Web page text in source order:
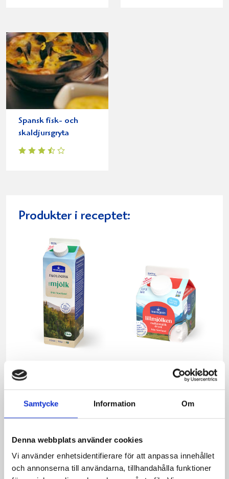
Samtycke Information Om
Denna webbplats använder cookies
Vi använder enhetsidentifierare för att anpassa innehållet
och annonserna till användarna, tillhandahålla funktioner
Spansk fisk- och
skaldjursgryta
Produkter i receptet:
Mellanmjölk